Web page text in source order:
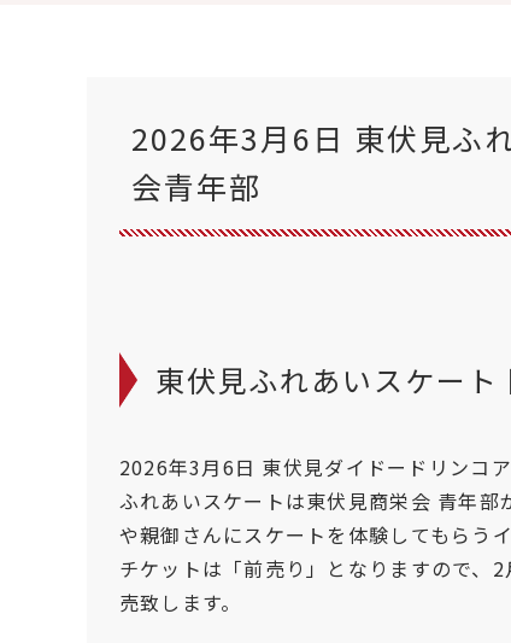
2026年3月6日 東伏見ふ
会青年部
東伏見ふれあいスケート
2026年3月6日 東伏見ダイドードリンコ
ふれあいスケートは東伏見商栄会 青年
や親御さんにスケートを体験してもらう
チケットは「前売り」となりますので、
売致します。